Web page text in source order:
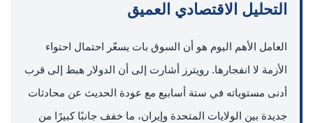
التحليل الاقتصادي العميق
العامل الأهم اليوم هو أن السوق بات يسعّر احتمال احتواء
الأزمة لا انفجارها. رويترز أشارت إلى أن الدولار هبط إلى قرب
أدنى مستوياته في ستة أسابيع مع عودة الحديث عن محادثات
جديدة بين الولايات المتحدة وإيران، ما خفف جانبًا كبيرًا من